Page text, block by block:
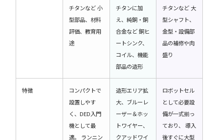
チタンなど 小
型部品、材料
評価、教育用
途
チタンに加
え、純銅・銅
合金など 銅ヒ
ートシンク、
コイル、機能
部品の造形
チタンなど 大
型シャフト、
金型・設備部
品の補修や肉
盛り
特徴
コンパクトで
設置しやす
く、DED入門
機として最
適。 ランニン
造形エリア拡
大、ブルーレ
ーザー＆ホッ
トワイヤー、
クアッドワイ
ロボットセル
として必要設
備が一式揃っ
ており、 導入
後すぐに大型